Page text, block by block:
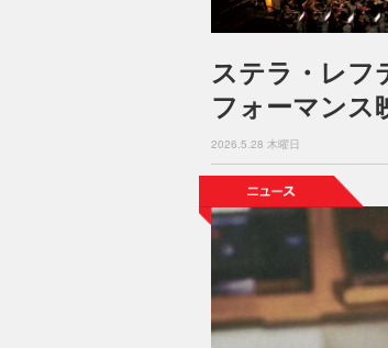
ステラ・レフ
フォーマンス
2026.5.28 木曜日